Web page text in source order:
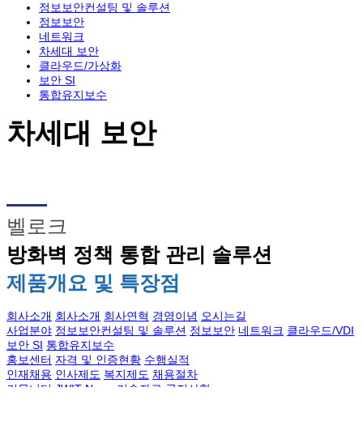
정보보안컨설팅 및 솔루션
정보보안
네트워크
차세대 보안
클라우드/가상화
보안 SI
통합유지보수
차세대 보안
벨로크
방화벽 정책 통합 관리 솔루션
제품개요 및 특장점
회사소개 회사소개 회사연혁 경영이념 오시는길
사업분야 정보보안컨설팅 및 솔루션 정보보안 네트워크 클라우드/VDI
보안 SI 통합유지보수
홍보센터 자격 및 인증현황 수행실적
인재채용 인사제도 복지제도 채용절차
커뮤니티 JWIT News 기술자료 공지사항